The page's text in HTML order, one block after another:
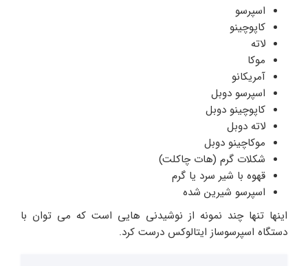
اسپرسو
کاپوچینو
لاته
موکا
آمریکانو
اسپرسو دوبل
کاپوچینو دوبل
لاته دوبل
موکاچینو دوبل
شکلات گرم (هات چاکلت)
قهوه با شیر سرد یا گرم
اسپرسو شیرین شده
اینها تنها چند نمونه از نوشیدنی هایی است که می توان با
دستگاه اسپرسوساز ایتالوکس درست کرد.